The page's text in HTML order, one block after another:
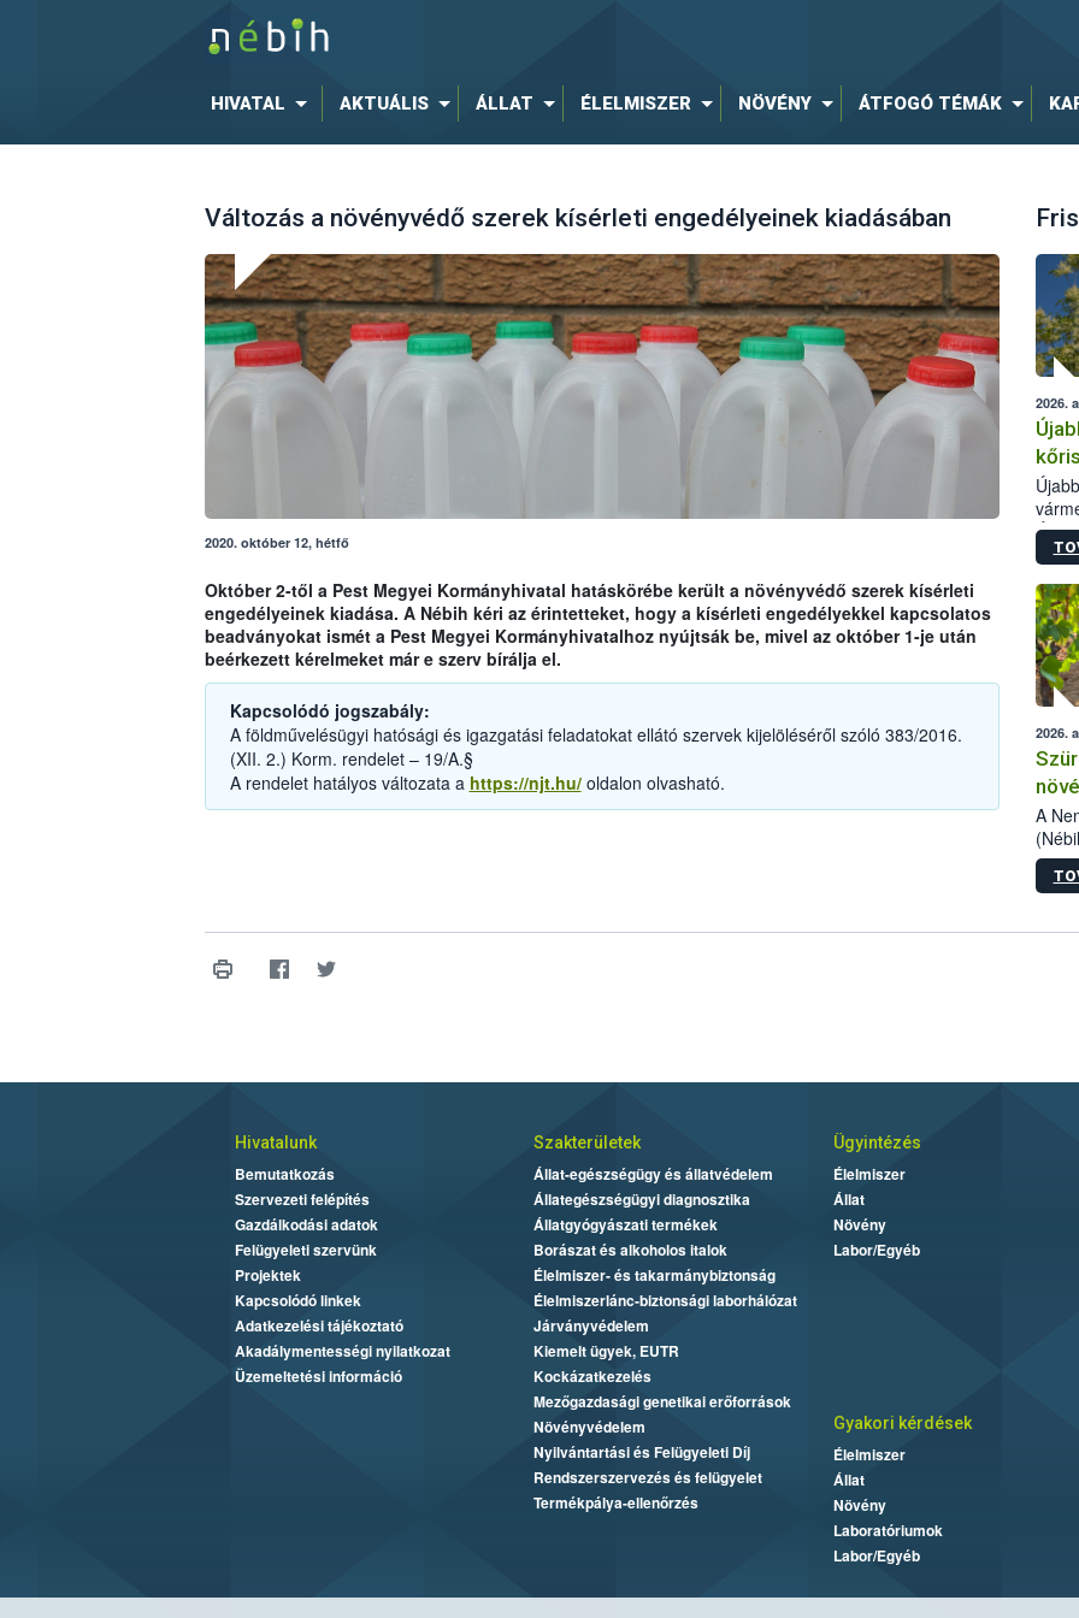
HIVATAL AKTUÁLIS ÁLLAT ÉLELMISZER NÖVÉNY ÁTFOGÓ TÉMÁK
Változás a növényvédő szerek kísérleti engedélyeinek kiadásában
2020. október 12, hétfő
Október 2-től a Pest Megyei Kormányhivatal hatáskörébe került a növényvédő szerek kísérleti
engedélyeinek kiadása. A Nébih kéri az érintetteket, hogy a kísérleti engedélyekkel kapcsolatos
beadványokat ismét a Pest Megyei Kormányhivatalhoz nyújtsák be, mivel az október 1-je után
beérkezett kérelmeket már e szerv bírálja el.
Kapcsolódó jogszabály:
A földművelésügyi hatósági és igazgatási feladatokat ellátó szervek kijelöléséről szóló 383/2016.
(XII. 2.) Korm. rendelet – 19/A.§
A rendelet hatályos változata a https://njt.hu/oldalon olvasható.
2026.
2026.
A
Hivatalunk
Bemutatkozás
Szervezeti felépítés
Gazdálkodási adatok
Felügyeleti szervünk
Projektek
Kapcsolódó linkek
Adatkezelési tájékoztató
Akadálymentességi nyilatkozat
Üzemeltetési információ
Szakterületek
Állat-egészségügy és állatvédelem
Állategészségügyi diagnosztika
Állatgyógyászati termékek
Borászat és alkoholos italok
Élelmiszer- és takarmánybiztonság
Élelmiszerlánc-biztonsági laborhálózat
Járványvédelem
Kiemelt ügyek, EUTR
Kockázatkezelés
Mezőgazdasági genetikai erőforrások
Növényvédelem
Nyilvántartási és Felügyeleti Díj
Rendszerszervezés és felügyelet
Termékpálya-ellenőrzés
Ügyintézés
Élelmiszer
Állat
Növény
Labor/Egyéb
Gyakori kérdések
Élelmiszer
Állat
Növény
Laboratóriumok
Labor/Egyéb